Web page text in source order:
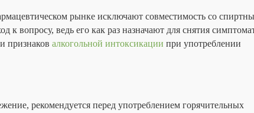
рынке исключают совместимость со
к вопросу, ведь его как раз назначают для снятия
признаков алкогольной интоксикации при употреблении
рекомендуется перед употреблением горячительных